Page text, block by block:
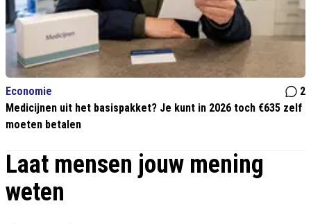
Economie
2
Medicijnen uit het basispakket? Je kunt in 2026 toch €635 zelf
moeten betalen
Laat mensen jouw mening
weten